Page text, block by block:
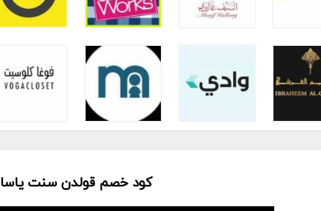
كود خصم قولدن سنت ياسا